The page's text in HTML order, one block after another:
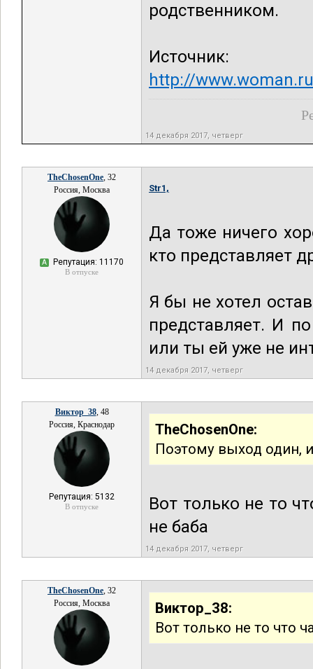
родственником.
Источник:
http://
14 декабря 2017, четверг
TheChosenOne, 32
Россия, Москва
А Репутация: 11170
В отпуске
Str1,
Да тоже ничего
кто представляет
Я бы не хотел
представляет. И
или ты ей уже не
14 декабря 2017, четверг
Виктор_38, 48
Россия, Краснодар
Репутация: 5132
В отпуске
TheChosenOne:
Поэтому выход один,
Вот только не то
не баба
14 декабря 2017, четверг
TheChosenOne, 32
Россия, Москва
Виктор_38:
Вот только не то что